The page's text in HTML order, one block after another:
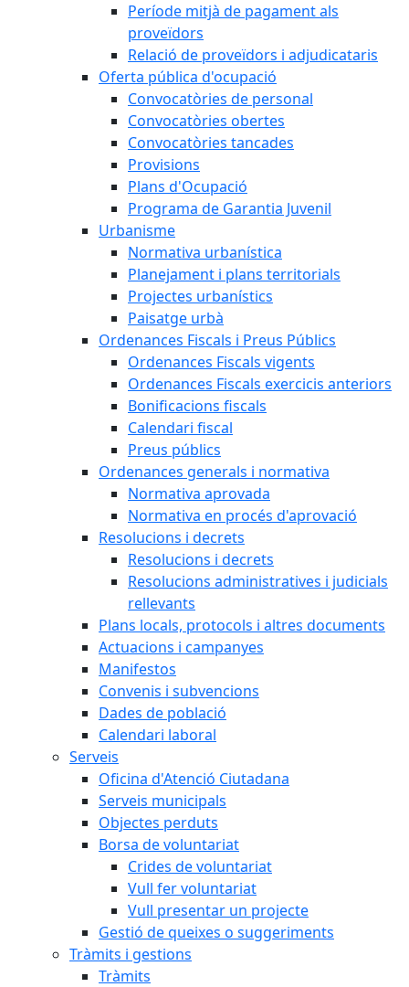
Període mitjà de pagament als
proveïdors
Relació de proveïdors i adjudicataris
Oferta pública d'ocupació
Convocatòries de personal
Convocatòries obertes
Convocatòries tancades
Provisions
Plans d'Ocupació
Programa de Garantia Juvenil
Urbanisme
Normativa urbanística
Planejament i plans territorials
Projectes urbanístics
Paisatge urbà
Ordenances Fiscals i Preus Públics
Ordenances Fiscals vigents
Ordenances Fiscals exercicis anteriors
Bonificacions fiscals
Calendari fiscal
Preus públics
Ordenances generals i normativa
Normativa aprovada
Normativa en procés d'aprovació
Resolucions i decrets
Resolucions i decrets
Resolucions administratives i judicials
rellevants
Plans locals, protocols i altres documents
Actuacions i campanyes
Manifestos
Convenis i subvencions
Dades de població
Calendari laboral
Serveis
Oficina d'Atenció Ciutadana
Serveis municipals
Objectes perduts
Borsa de voluntariat
Crides de voluntariat
Vull fer voluntariat
Vull presentar un projecte
Gestió de queixes o suggeriments
Tràmits i gestions
Tràmits